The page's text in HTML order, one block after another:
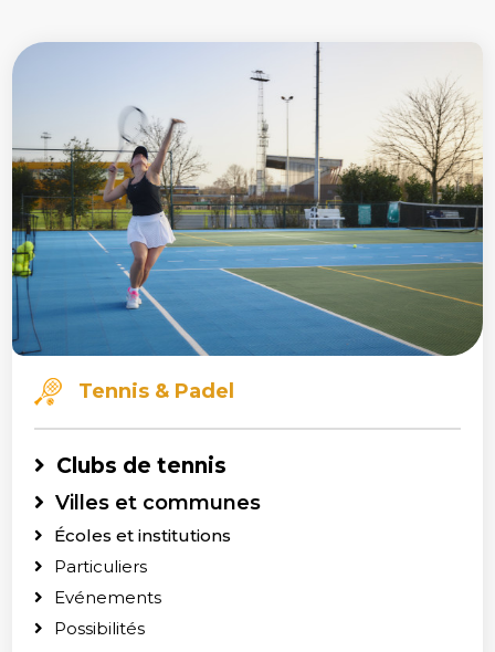
Tennis & Padel
Clubs de tennis
Villes et communes
Écoles et institutions
Particuliers
Evénements
Possibilités